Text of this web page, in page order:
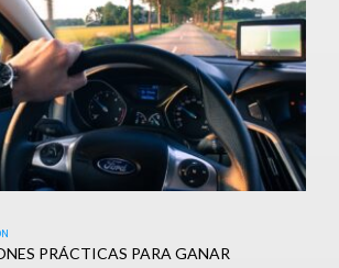
PRÁCTICAS PARA GANAR